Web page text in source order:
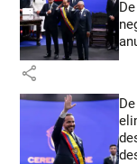
share